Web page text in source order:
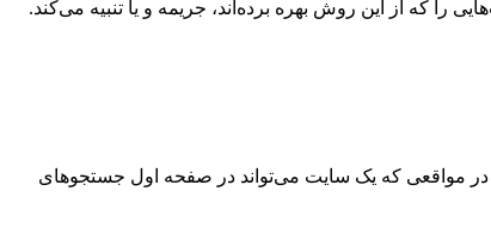
را که از این روش بهره برده‌اند، جریمه و یا تنبیه می‌کند.
در مواقعی که یک سایت می‌تواند در صفحه اول جستجوهای